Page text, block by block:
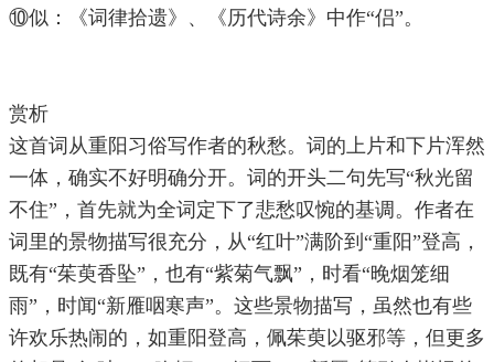
⑩似：《词律拾遗》、《历代诗余》中作“侣”。
赏析
这首词从重阳习俗写作者的秋愁。词的上片和下片浑然
一体，确实不好明确分开。词的开头二句先写“秋光留
不住”，首先就为全词定下了悲愁叹惋的基调。作者在
词里的景物描写很充分，从“红叶”满阶到“重阳”登高，
既有“茱萸香坠”，也有“紫菊气飘”，时看“晚烟笼细
雨”，时闻“新雁咽寒声”。这些景物描写，虽然也有些
许欢乐热闹的，如重阳登高，佩茱萸以驱邪等，但更多